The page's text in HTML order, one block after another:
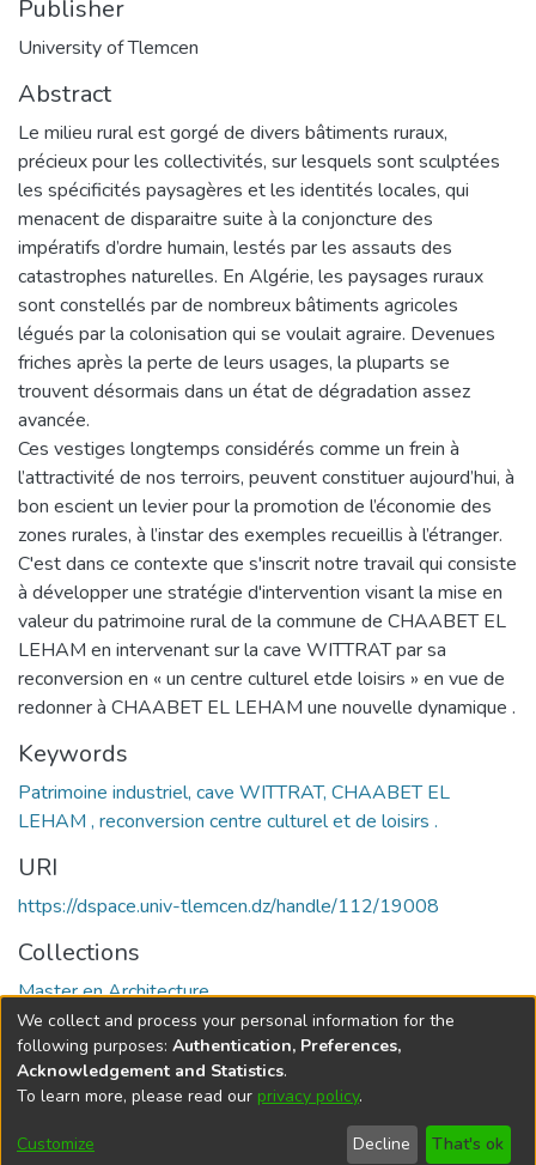
Publisher
University of Tlemcen
Abstract
Le milieu rural est gorgé de divers bâtiments ruraux,
précieux pour les collectivités, sur lesquels sont sculptées
les spécificités paysagères et les identités locales, qui
menacent de disparaitre suite à la conjoncture des
impératifs d’ordre humain, lestés par les assauts des
catastrophes naturelles. En Algérie, les paysages ruraux
sont constellés par de nombreux bâtiments agricoles
légués par la colonisation qui se voulait agraire. Devenues
friches après la perte de leurs usages, la pluparts se
trouvent désormais dans un état de dégradation assez
avancée.
Ces vestiges longtemps considérés comme un frein à
l’attractivité de nos terroirs, peuvent constituer aujourd’hui, à
bon escient un levier pour la promotion de l’économie des
zones rurales, à l’instar des exemples recueillis à l’étranger.
C'est dans ce contexte que s'inscrit notre travail qui consiste
à développer une stratégie d'intervention visant la mise en
valeur du patrimoine rural de la commune de CHAABET EL
LEHAM en intervenant sur la cave WITTRAT par sa
reconversion en « un centre culturel etde loisirs » en vue de
redonner à CHAABET EL LEHAM une nouvelle dynamique .
Keywords
Patrimoine industriel, cave WITTRAT, CHAABET EL
LEHAM , reconversion centre culturel et de loisirs .
URI
https://dspace.univ-tlemcen.dz/handle/112/19008
Collections
Master en Architecture
Full item page
DSpace softwarecopyright © 2002-2026
Cookie
End User
Send
We collect and process your personal information for the
following purposes: Authentication, Preferences,
Acknowledgement and Statistics.
To learn more, please read our privacy policy.
Customize Decline That's ok